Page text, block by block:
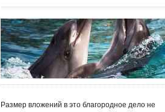
Размер вложений в это благородное дело не